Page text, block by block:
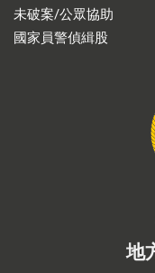
未破案/公眾協助
國家員警偵緝股
地